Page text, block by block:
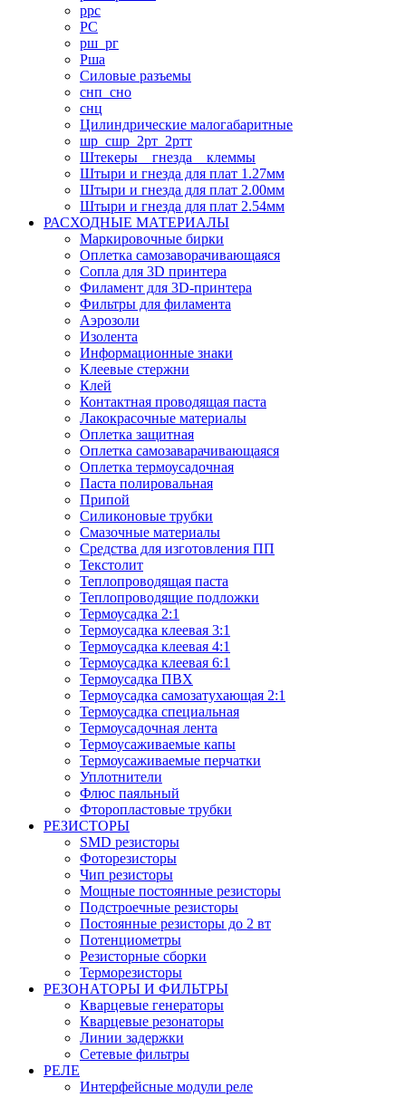
ррс
РС
рш_рг
Рша
Силовые разъемы
снп_сно
снц
Цилиндрические малогабаритные
шр_сшр_2рт_2ртт
Штекеры _ гнезда _ клеммы
Штыри и гнезда для плат 1.27мм
Штыри и гнезда для плат 2.00мм
Штыри и гнезда для плат 2.54мм
РАСХОДНЫЕ МАТЕРИАЛЫ
Маркировочные бирки
Оплетка самозаворачивающаяся
Сопла для 3D принтера
Филамент для 3D-принтера
Фильтры для филамента
Аэрозоли
Изолента
Информационные знаки
Клеевые стержни
Клей
Контактная проводящая паста
Лакокрасочные материалы
Оплетка защитная
Оплетка самозаварачивающаяся
Оплетка термоусадочная
Паста полировальная
Припой
Силиконовые трубки
Смазочные материалы
Средства для изготовления ПП
Текстолит
Теплопроводящая паста
Теплопроводящие подложки
Термоусадка 2:1
Термоусадка клеевая 3:1
Термоусадка клеевая 4:1
Термоусадка клеевая 6:1
Термоусадка ПВХ
Термоусадка самозатухающая 2:1
Термоусадка специальная
Термоусадочная лента
Термоусаживаемые капы
Термоусаживаемые перчатки
Уплотнители
Флюс паяльный
Фторопластовые трубки
РЕЗИСТОРЫ
SMD резисторы
Фоторезисторы
Чип резисторы
Мощные постоянные резисторы
Подстроечные резисторы
Постоянные резисторы до 2 вт
Потенциометры
Резисторные сборки
Терморезисторы
РЕЗОНАТОРЫ И ФИЛЬТРЫ
Кварцевые генераторы
Кварцевые резонаторы
Линии задержки
Сетевые фильтры
РЕЛЕ
Интерфейсные модули реле